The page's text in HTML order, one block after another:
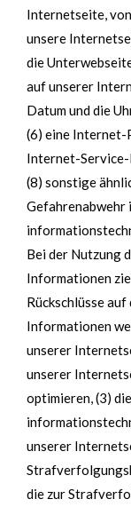
Internetseite,
unsere
die
auf unserer
Datum und die
(6) eine Internet-
Internet-Service-
(8) sonstige
Gefahrenabwehr
Bei der Nutzung
Informationen
Rückschlüsse
Informationen
unserer
unserer
optimieren, (3)
unserer
die zur